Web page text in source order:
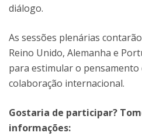
diálogo.
As sessões plenárias
Reino Unido, Alemanha e
para estimular o
colaboração internacional.
Gostaria de participar?
informações: